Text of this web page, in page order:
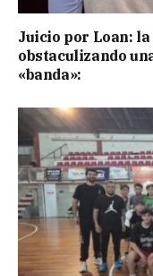
Juicio por Loan:
obstaculizando
«banda»: